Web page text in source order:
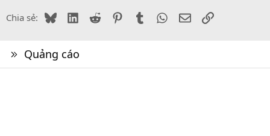
Chia sẻ: BlueskyLinkedIn
Reddit PinterestTumblr WhatsApp
EmailLink
Quảng cáo